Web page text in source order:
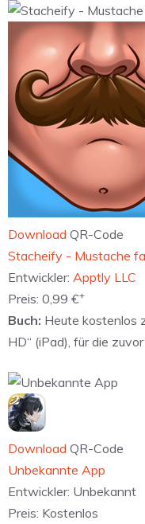
Download QR-Code
‎Stacheify - Mustache
Entwickler: Apptly LLC
Preis: 0,99 €+
Buch: Heute kostenlos
HD“ (iPad), für die
Download QR-Code
Unbekannte App
Entwickler: Unbekannt
Preis: Kostenlos